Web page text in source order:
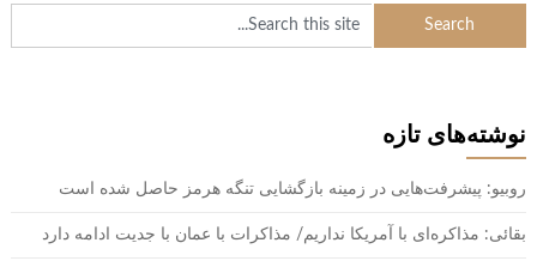
نوشته‌های تازه
روبیو: پیشرفت‌هایی در زمینه بازگشایی تنگه هرمز حاصل شده است
بقائی: مذاکره‌ای با آمریکا نداریم/ مذاکرات با عمان با جدیت ادامه دارد